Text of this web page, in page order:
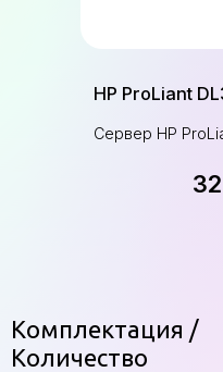
HP ProLiant
Сервер HP
Комплектация
Количество